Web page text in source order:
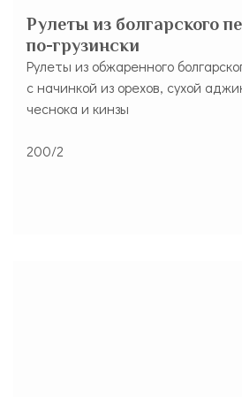
Рулеты из болгарского
по-грузински
Рулеты из обжаренного
с начинкой из орехов, сухой
чеснока и кинзы
200/2